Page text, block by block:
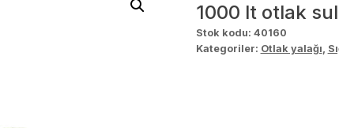
1000 lt otlak
Stok kodu: 40160
Kategoriler: Otlak yalağı,